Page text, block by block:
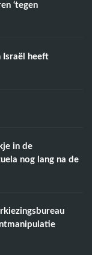
‘tegen
Israël heeft
in de
nog lang na de